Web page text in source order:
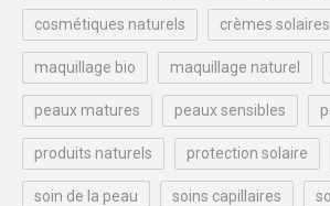
cosmétiques naturels crèmes solaires
maquillage bio maquillage naturel
peaux matures peaux sensibles
produits naturels protection solaire
soin de la peau soins capillaires